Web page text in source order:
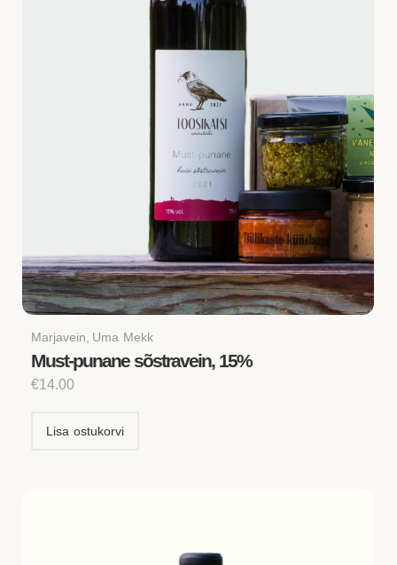
Marjavein Uma Mekk
Must-punane sõstravein, 15%
€14.00
Lisa ostukorvi